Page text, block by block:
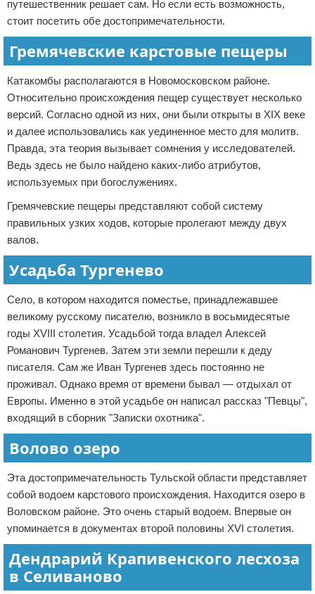
путешественник решает сам. Но если есть возможность,
стоит посетить обе достопримечательности.
Гремячевские карстовые пещеры
Катакомбы располагаются в Новомосковском районе.
Относительно происхождения пещер существует несколько
версий. Согласно одной из них, они были открыты в XIX веке
и далее использовались как уединенное место для молитв.
Правда, эта теория вызывает сомнения у исследователей.
Ведь здесь не было найдено каких-либо атрибутов,
используемых при богослужениях.
Гремячевские пещеры представляют собой систему
правильных узких ходов, которые пролегают между двух
валов.
Усадьба Тургенево
Село, в котором находится поместье, принадлежавшее
великому русскому писателю, возникло в восьмидесятые
годы XVIII столетия. Усадьбой тогда владел Алексей
Романович Тургенев. Затем эти земли перешли к деду
писателя. Сам же Иван Тургенев здесь постоянно не
проживал. Однако время от времени бывал — отдыхал от
Европы. Именно в этой усадьбе он написал рассказ "Певцы",
входящий в сборник "Записки охотника".
Волово озеро
Эта достопримечательность Тульской области представляет
собой водоем карстового происхождения. Находится озеро в
Воловском районе. Это очень старый водоем. Впервые он
упоминается в документах второй половины XVI столетия.
Дендрарий Крапивенского лесхоза
в Селиваново